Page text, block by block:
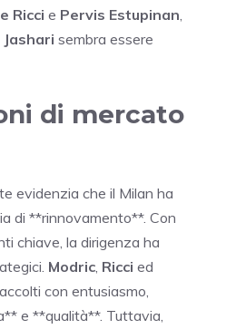
Ricci e Pervis Estupinan
Jashari sembra essere
di mercato
evidenzia che il Milan ha
di **rinnovamento**. Con
chiave, la dirigenza ha
Modric Ricci ed
con entusiasmo,
e **qualità**. Tuttavia,